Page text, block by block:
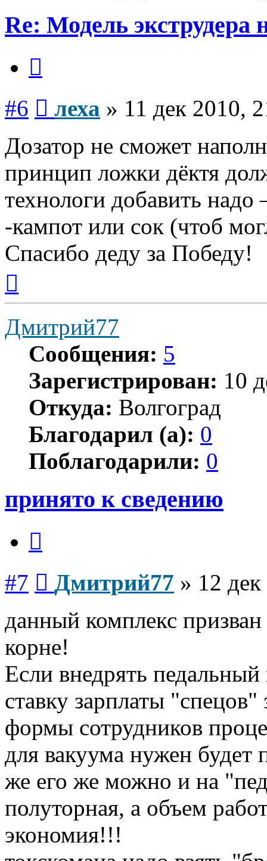
Re: Модель экструдера
#6 леха » 11 дек 2010,
Дозатор не сможет
принцип ложки дёктя
технологи добавить
-кампот или сок (чтоб
Спасибо деду за Победу!
началу
Дмитрий77
Сообщения: 5
Зарегистрирован: 10
Откуда: Волгоград
Благодарил (а): 0
Поблагодарили: 0
принято к сведению
#7 Дмитрий77 » 12
данный комплекс
корне!
Если внедрять
ставку зарплаты
формы сотрудников
для вакуума нужен будет
же его же можно и на
полуторная, а объем
экономия!!!